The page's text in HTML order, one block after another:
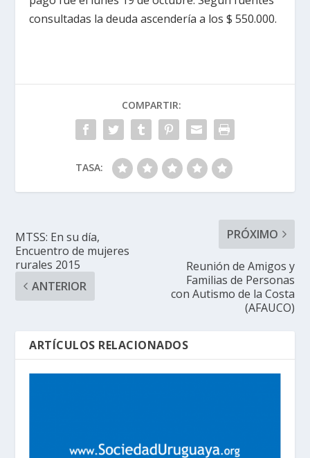
consultadas la deuda ascendería a los $ 550.000.
COMPARTIR:
TASA:
MTSS: En su día,
Encuentro de mujeres
rurales 2015
ANTERIOR
PRÓXIMO
Reunión de Amigos y
Familias de Personas
con Autismo de la Costa
(AFAUCO)
ARTÍCULOS RELACIONADOS